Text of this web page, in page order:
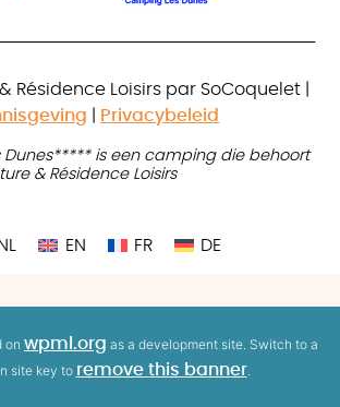
Résidence Loisirs par SoCoquelet |
Privacybeleid
Dunes***** is een camping die behoort
& Résidence Loisirs
NL EN FR DE
on wpml.org as a development site. Switch to a
site key to remove this banner.